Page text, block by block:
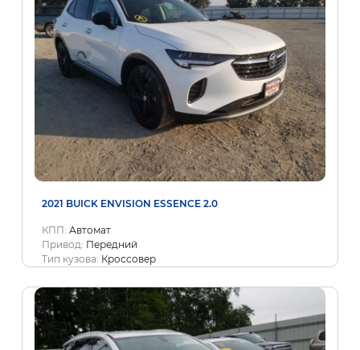
2021 BUICK ENVISION ESSENCE 2.0
КПП: Автомат
Привод: Передний
Тип кузова: Кроссовер